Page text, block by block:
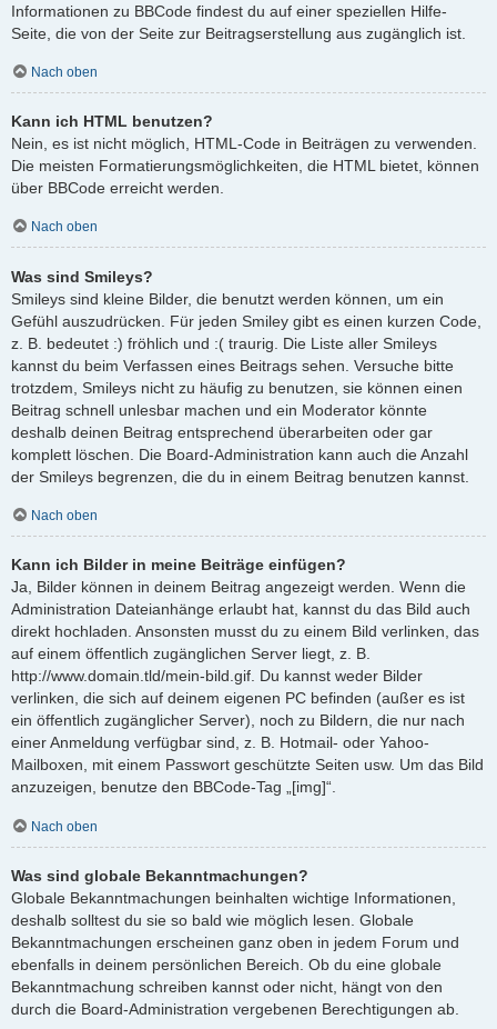
Informationen zu BBCode findest du auf einer speziellen Hilfe-
Seite, die von der Seite zur Beitragserstellung aus zugänglich ist.
Nach oben
Kann ich HTML benutzen?
Nein, es ist nicht möglich, HTML-Code in Beiträgen zu verwenden.
Die meisten Formatierungsmöglichkeiten, die HTML bietet, können
über BBCode erreicht werden.
Nach oben
Was sind Smileys?
Smileys sind kleine Bilder, die benutzt werden können, um ein
Gefühl auszudrücken. Für jeden Smiley gibt es einen kurzen Code,
z. B. bedeutet :) fröhlich und :( traurig. Die Liste aller Smileys
kannst du beim Verfassen eines Beitrags sehen. Versuche bitte
trotzdem, Smileys nicht zu häufig zu benutzen, sie können einen
Beitrag schnell unlesbar machen und ein Moderator könnte
deshalb deinen Beitrag entsprechend überarbeiten oder gar
komplett löschen. Die Board-Administration kann auch die Anzahl
der Smileys begrenzen, die du in einem Beitrag benutzen kannst.
Nach oben
Kann ich Bilder in meine Beiträge einfügen?
Ja, Bilder können in deinem Beitrag angezeigt werden. Wenn die
Administration Dateianhänge erlaubt hat, kannst du das Bild auch
direkt hochladen. Ansonsten musst du zu einem Bild verlinken, das
auf einem öffentlich zugänglichen Server liegt, z. B.
http://www.domain.tld/mein-bild.gif. Du kannst weder Bilder
verlinken, die sich auf deinem eigenen PC befinden (außer es ist
ein öffentlich zugänglicher Server), noch zu Bildern, die nur nach
einer Anmeldung verfügbar sind, z. B. Hotmail- oder Yahoo-
Mailboxen, mit einem Passwort geschützte Seiten usw. Um das Bild
anzuzeigen, benutze den BBCode-Tag „[img]“.
Nach oben
Was sind globale Bekanntmachungen?
Globale Bekanntmachungen beinhalten wichtige Informationen,
deshalb solltest du sie so bald wie möglich lesen. Globale
Bekanntmachungen erscheinen ganz oben in jedem Forum und
ebenfalls in deinem persönlichen Bereich. Ob du eine globale
Bekanntmachung schreiben kannst oder nicht, hängt von den
durch die Board-Administration vergebenen Berechtigungen ab.